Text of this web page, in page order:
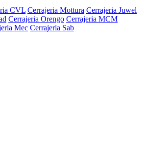
CVL Cerrajeria Mottura Cerrajeria Juwel
Cerrajeria Orengo Cerrajeria MCM
Mec Cerrajeria Sab